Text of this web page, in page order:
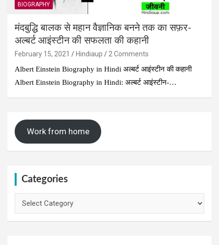
BIOGRAPHY
मंदबुद्धि बालक से महान वैज्ञानिक बनने तक का सफ़र-
अल्बर्ट आइंस्टीन की सफलता की कहानी
February 15, 2021 Hindiaup
2 Comments
Albert Einstein Biography in Hindi अल्बर्ट आइंस्टीन की कहानी
Albert Einstein Biography in Hindi: अल्बर्ट आइंस्टीन-…
Work from home
Categories